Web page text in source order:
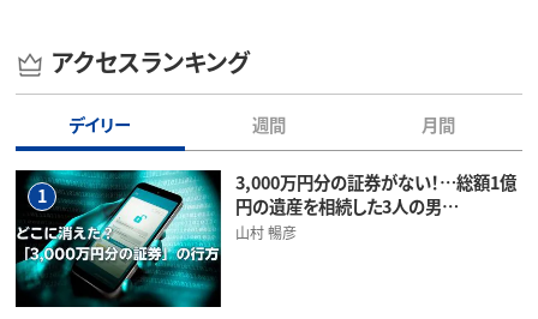
アクセスランキング
デイリー 週間 月間
1
3,000万円分の証券がない！…総額1億
円の遺産を相続した3人の男…
山村 暢彦